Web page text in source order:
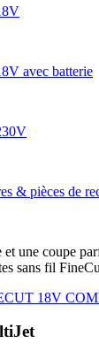
avec batterie
& pièces de
et une coupe
sans fil
18V